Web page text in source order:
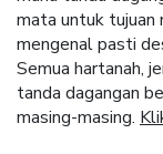
mata untuk tujuan
mengenal pasti
Semua hartanah,
tanda dagangan
masing-masing.